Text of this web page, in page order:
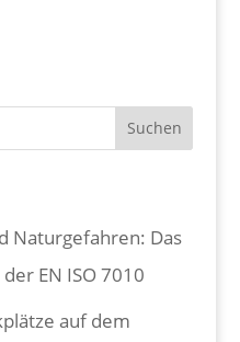
Naturgefahren: Das
EN ISO 7010
auf dem